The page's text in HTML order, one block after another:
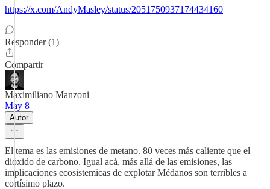
https://x.com/AndyMasley/status/2051750937174434160
Responder (1)
Compartir
Maximiliano Manzoni
May 8
Autor
El tema es las emisiones de metano. 80 veces más caliente que el
dióxido de carbono. Igual acá, más allá de las emisiones, las
implicaciones ecosistemicas de explotar Médanos son terribles a
cortísimo plazo.